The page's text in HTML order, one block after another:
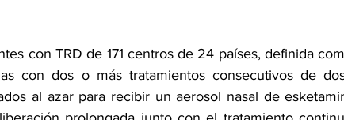
con TRD de 171 centros de 24 países, definida
con dos o más tratamientos consecutivos de
al azar para recibir un aerosol nasal de